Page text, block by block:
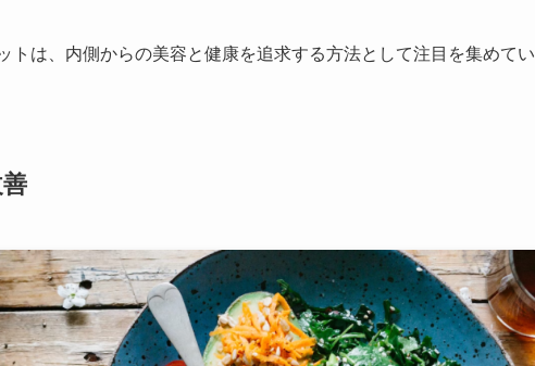
トは、内側からの美容と健康を追求する方法として注目を集めてい